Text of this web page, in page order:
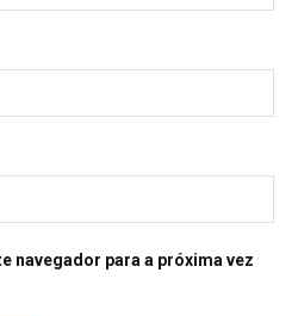
navegador para a próxima vez